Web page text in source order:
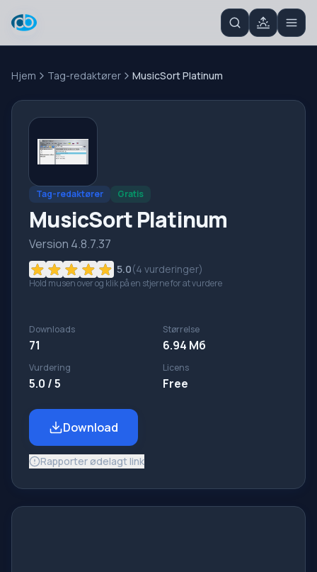
Hjem Tag-redaktører MusicSort Platinum
Tag-redaktører Gratis
MusicSort Platinum
Version 4.8.7.37
5.0(4 vurderinger)
Hold musen over og klik på en stjerne for at vurdere
Downloads
71
Størrelse
6.94 Мб
Vurdering
5.0 / 5
Licens
Free
Download
Rapporter ødelagt link